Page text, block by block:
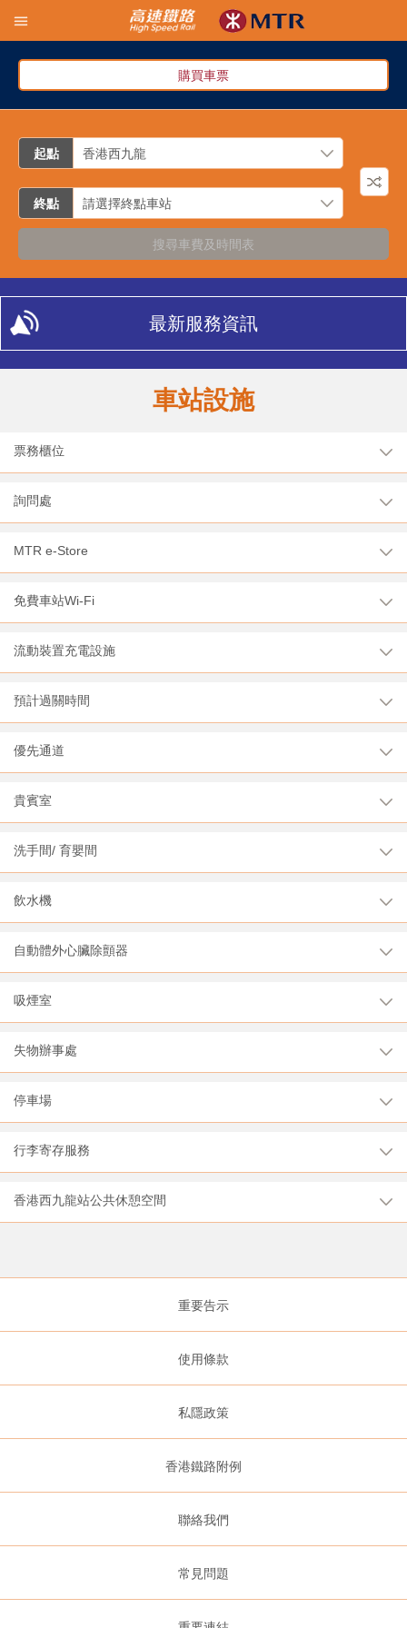
購買車票
起點
終點
搜尋車費及時間表
最新服務資訊
車站設施
票務櫃位
詢問處
MTR e-Store
免費車站Wi-Fi
流動裝置充電設施
預計過關時間
優先通道
貴賓室
洗手間/ 育嬰間
飲水機
自動體外心臟除顫器
吸煙室
失物辦事處
停車場
行李寄存服務
香港西九龍站公共休憩空間
重要告示
使用條款
私隱政策
香港鐵路附例
聯絡我們
常見問題